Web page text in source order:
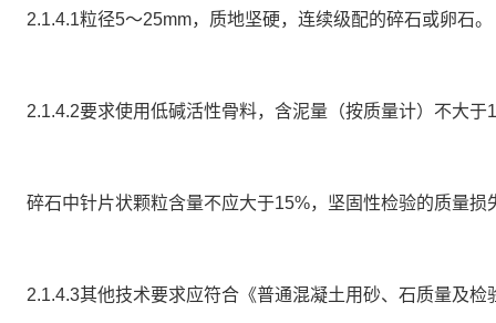
2.1.4.1粒径5～25mm，质地坚硬，连续级配的碎石或卵石。
2.1.4.2要求使用低碱活性骨料，含泥量（按质量计）不大于
碎石中针片状颗粒含量不应大于15%，坚固性检验的质量损
2.1.4.3其他技术要求应符合《普通混凝土用砂、石质量及检